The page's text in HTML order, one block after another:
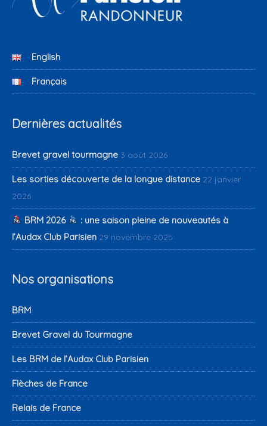
English
Français
Dernières actualités
Brevet gravel tourmagne 3 août 2026
Les sorties découverte de la longue distance 22 janvier
2026
BRM 2026
: une saison pleine de nouveautés à
l’Audax Club Parisien 29 novembre 2025
Nos organisations
BRM
Brevet Gravel du Tourmagne
Les BRM de l’Audax Club Parisien
Flèches de France
Relais de France